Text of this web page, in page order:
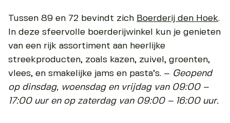
Tussen 89 en 72 bevindt zich Boerderij den Hoek.
In deze sfeervolle boerderijwinkel kun je genieten
van een rijk assortiment aan heerlijke
streekproducten, zoals kazen, zuivel, groenten,
vlees, en smakelijke jams en pasta’s. – Geopend
op dinsdag, woensdag en vrijdag van 09:00 –
17:00 uur en op zaterdag van 09:00 – 16:00 uur.